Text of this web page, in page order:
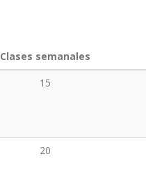
Clases semanales
15
20